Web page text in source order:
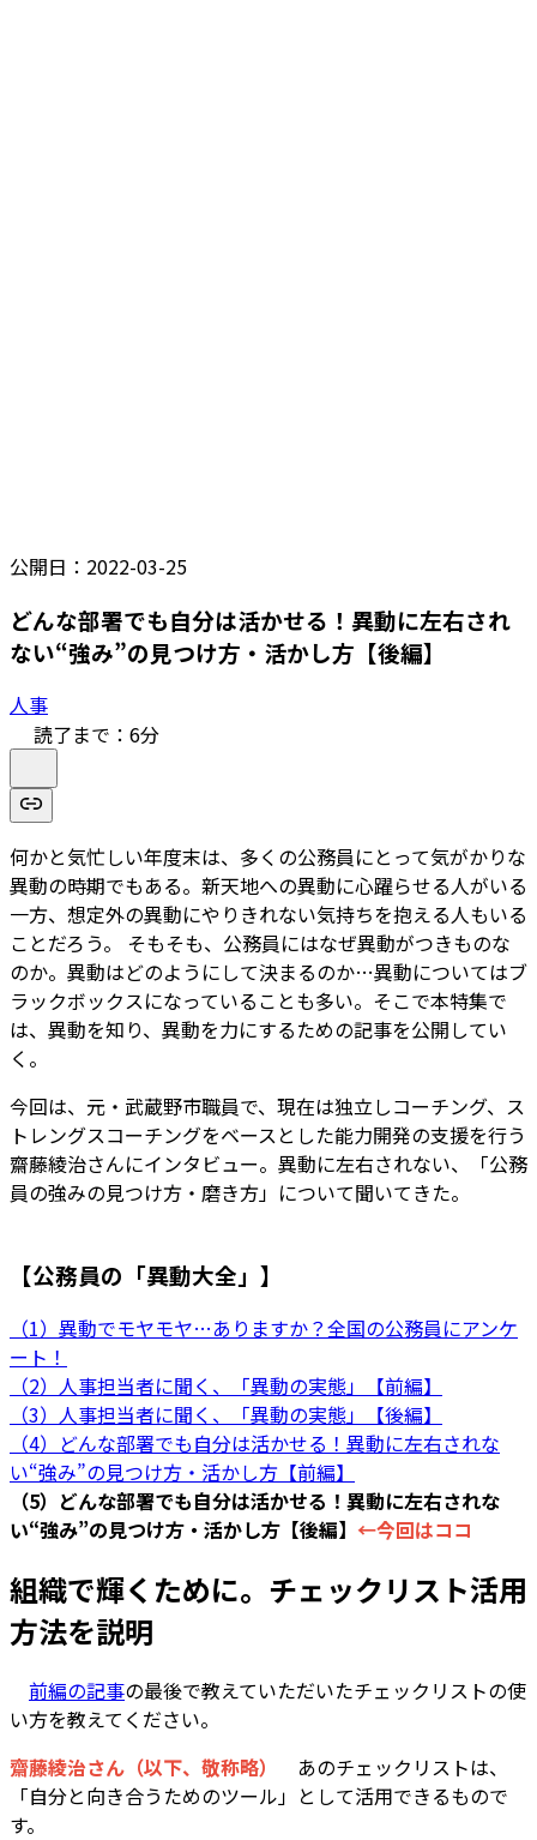
公開日： 2022-03-25
どんな部署でも自分は活かせる！異動に左右され
ない“強み”の見つけ方・活かし方【後編】
人事
読了まで： 6分
何かと気忙しい年度末は、多くの公務員にとって気がかりな
異動の時期でもある。新天地への異動に心躍らせる人がいる
一方、想定外の異動にやりきれない気持ちを抱える人もいる
ことだろう。 そもそも、公務員にはなぜ異動がつきものな
のか。異動はどのようにして決まるのか…異動についてはブ
ラックボックスになっていることも多い。そこで本特集で
は、異動を知り、異動を力にするための記事を公開してい
く。
今回は、元・武蔵野市職員で、現在は独立しコーチング、ス
トレングスコーチングをベースとした能力開発の支援を行う
齋藤綾治さんにインタビュー。異動に左右されない、「公務
員の強みの見つけ方・磨き方」について聞いてきた。
【公務員の「異動大全」】
（1）異動でモヤモヤ…ありますか？全国の公務員にアンケ
ート！
（2）人事担当者に聞く、「異動の実態」【前編】
（3）人事担当者に聞く、「異動の実態」【後編】
（4）どんな部署でも自分は活かせる！異動に左右されな
い“強み”の見つけ方・活かし方【前編】
（5）どんな部署でも自分は活かせる！異動に左右されな
い“強み”の見つけ方・活かし方【後編】 ←今回はココ
組織で輝くために。チェックリスト活用
方法を説明
前編の記事の最後で教えていただいたチェックリストの使
い方を教えてください。
齋藤綾治さん（以下、敬称略） あのチェックリストは、
「自分と向き合うためのツール」として活用できるもので
す。